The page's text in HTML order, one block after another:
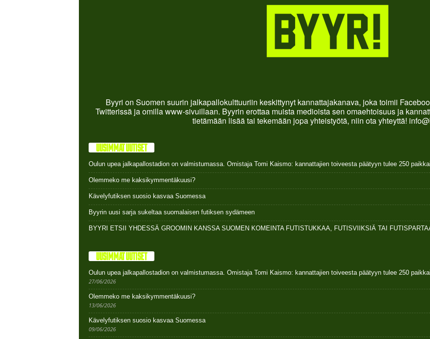
Byyri on Suomen suurin jalkapallokulttuuriin keskittynyt kannattajakanava, joka toimii
Twitterissä ja omilla www-sivuillaan. Byyrin erottaa muista medioista sen omaehtoisuus ja
tietämään lisää tai tekemään jopa yhteistyötä, niin ota yhteyttä!
UUSIMMAT UUTISET
Oulun upea jalkapallostadion on valmistumassa. Omistaja Tomi Kaismo: kannattajien toiveesta päätyyn tulee 250
Olemmeko me kaksikymmentäkuusi?
Kävelyfutiksen suosio kasvaa Suomessa
Byyrin uusi sarja sukeltaa suomalaisen futiksen sydämeen
BYYRI ETSII YHDESSÄ GROOMIN KANSSA SUOMEN KOMEINTA FUTISTUKKAA, FUTISVIIKSIÄ TAI
UUSIMMAT UUTISET
Oulun upea jalkapallostadion on valmistumassa. Omistaja Tomi Kaismo: kannattajien toiveesta päätyyn tulee 250
27/06/2026
Olemmeko me kaksikymmentäkuusi?
13/06/2026
Kävelyfutiksen suosio kasvaa Suomessa
09/06/2026